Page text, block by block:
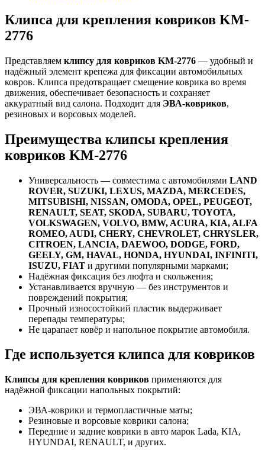
Клипса для крепления ковриков KM-
2776
Представляем клипсу для ковриков KM-2776 — удобный и
надёжный элемент крепежа для фиксации автомобильных
ковров. Клипса предотвращает смещение коврика во время
движения, обеспечивает безопасность и сохраняет
аккуратный вид салона. Подходит для ЭВА-ковриков,
резиновых и ворсовых моделей.
Преимущества клипсы крепления
ковриков KM-2776
Универсальность — совместима с автомобилями LAND
ROVER, SUZUKI, LEXUS, MAZDA, MERCEDES,
MITSUBISHI, NISSAN, OMODA, OPEL, PEUGEOT,
RENAULT, SEAT, SKODA, SUBARU, TOYOTA,
VOLKSWAGEN, VOLVO, BMW, ACURA, KIA, ALFA
ROMEO, AUDI, CHERY, CHEVROLET, CHRYSLER,
CITROEN, LANCIA, DAEWOO, DODGE, FORD,
GEELY, GM, HAVAL, HONDA, HYUNDAI, INFINITI,
ISUZU, FIAT и другими популярными марками;
Надёжная фиксация без люфта и скольжения;
Устанавливается вручную — без инструментов и
повреждений покрытия;
Прочный износостойкий пластик выдерживает
перепады температуры;
Не царапает ковёр и напольное покрытие автомобиля.
Где используется клипса для ковриков
Клипсы для крепления ковриков применяются для
надёжной фиксации напольных покрытий:
ЭВА-коврики и термопластичные маты;
Резиновые и ворсовые коврики салона;
Передние и задние коврики в авто марок Lada, KIA,
HYUNDAI, RENAULT, и других.